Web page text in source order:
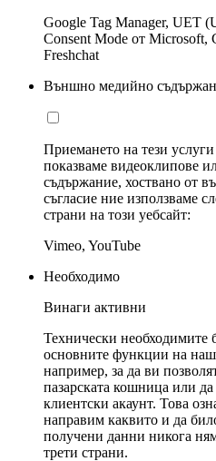
Google Tag Manager, UET
Consent Mode от Microsoft,
Freshchat
Външно медийно
Приемането на тези
показваме видеоклипове
съдържание, хоствано от
съгласие ние използваме
страни на този уебсайт:
Vimeo, YouTube
Необходимо
Винаги активни
Технически необходимите
основните функции на
например, за да ви
пазарската кошница или
клиентски акаунт. Това
направим каквито и да
получени данни никога
трети страни.